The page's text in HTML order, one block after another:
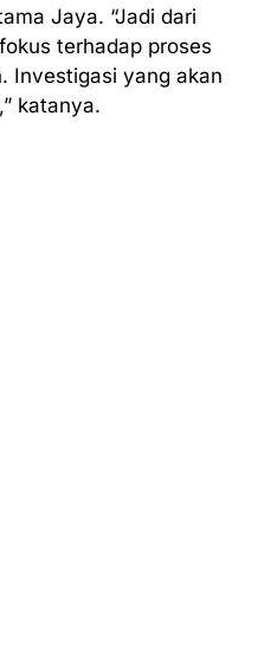
Jaya. “Jadi dari
terhadap proses
Investigasi yang akan
katanya.